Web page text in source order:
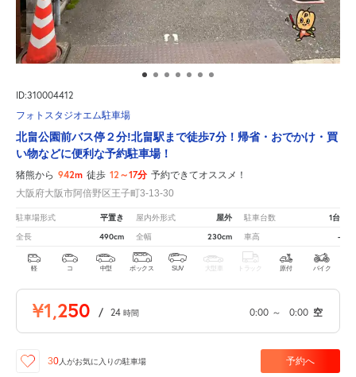
ID:310004412
フォトスタジオエム駐車場
北畠公園前バス停２分!北畠駅まで徒歩7分！帰省・おでかけ・買
い物などに便利な予約駐車場！
猪熊から 942m 徒歩 12～17分 予約できてオススメ！
大阪府大阪市阿倍野区王子町3-13-30
駐車場形式 平置き 屋内外形式 屋外 駐車台数 1台
全長 490cm 全幅 230cm 車高 -
軽 コ 中型 ボックス SUV 大型車 トラック 原付 バイク
¥1,250 / 24 時間 0:00 ～ 0:00 空
30 人がお気に入りの駐車場 予約へ